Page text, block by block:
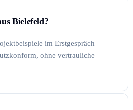
Bielefeld?
im Erstgespräch –
ohne vertrauliche